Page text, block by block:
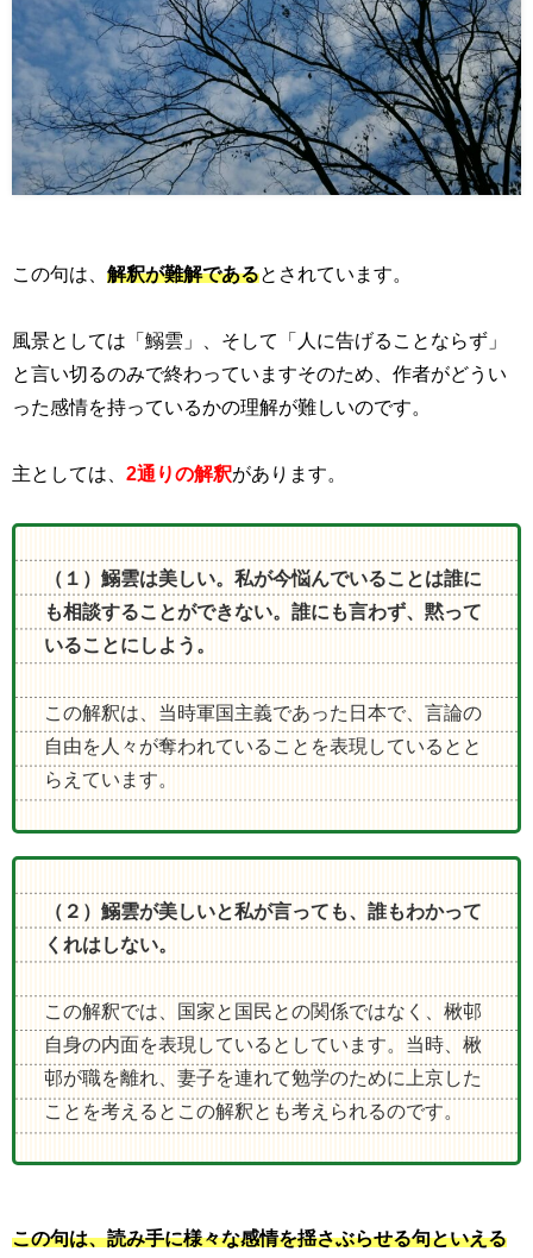
この句は、 解釈が難解であるとされています。
風景としては「鰯雲」、そして「人に告げることならず」
と言い切るのみで終わっていますそのため、作者がどうい
った感情を持っているかの理解が難しいのです。
主としては、 2通りの解釈があります。
（１）鰯雲は美しい。私が今悩んでいることは誰に
も相談することができない。誰にも言わず、黙って
いることにしよう。
この解釈は、当時軍国主義であった日本で、言論の
自由を人々が奪われていることを表現しているとと
らえています。
（２）鰯雲が美しいと私が言っても、誰もわかって
くれはしない。
この解釈では、国家と国民との関係ではなく、楸邨
自身の内面を表現しているとしています。当時、楸
邨が職を離れ、妻子を連れて勉学のために上京した
ことを考えるとこの解釈とも考えられるのです。
この句は、読み手に様々な感情を揺さぶらせる句といえる